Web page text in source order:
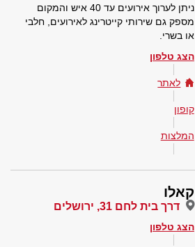
ניתן לערוך אירועים עד 40 איש והמקום
מספק גם שירותי קייטרינג לאירועים, חלבי
או בשרי.
הצג טלפון
לאתר
קופון
המלצות
קאלו
דרך בית לחם 31, ירושלים
הצג טלפון